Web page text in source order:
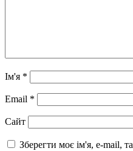
Ім'я *
Email *
Сайт
Зберегти моє ім'я, e-mail,